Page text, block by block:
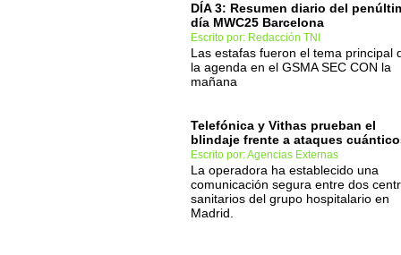
DÍA 3: Resumen diario del
día MWC25 Barcelona
Escrito por: Redacción TNI
Las estafas fueron el tema principal
la agenda en el GSMA SEC CON la
mañana
Telefónica y Vithas prueban el
blindaje frente a ataques
Escrito por: Agencias Externas
La operadora ha establecido una
comunicación segura entre dos
sanitarios del grupo hospitalario en
Madrid.